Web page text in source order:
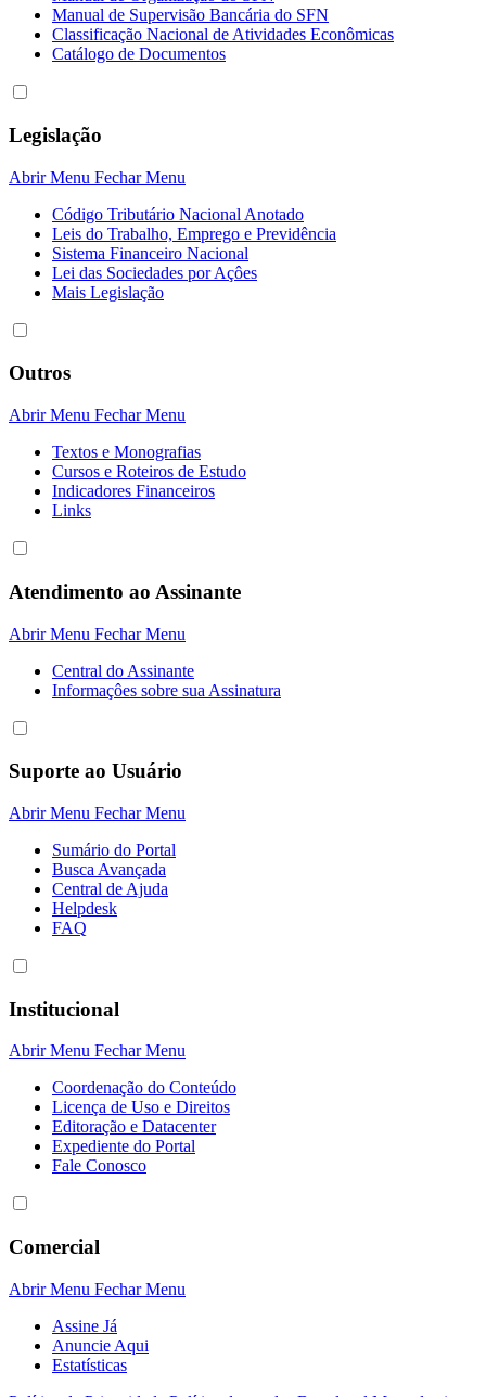
Manual de Supervisão Bancária do SFN
Classificação Nacional de Atividades Econômicas
Catálogo de Documentos
Legislação
Abrir Menu Fechar Menu
Código Tributário Nacional Anotado
Leis do Trabalho, Emprego e Previdência
Sistema Financeiro Nacional
Lei das Sociedades por Açôes
Mais Legislação
Outros
Abrir Menu Fechar Menu
Textos e Monografias
Cursos e Roteiros de Estudo
Indicadores Financeiros
Links
Atendimento ao Assinante
Abrir Menu Fechar Menu
Central do Assinante
Informaçôes sobre sua Assinatura
Suporte ao Usuário
Abrir Menu Fechar Menu
Sumário do Portal
Busca Avançada
Central de Ajuda
Helpdesk
FAQ
Institucional
Abrir Menu Fechar Menu
Coordenação do Conteúdo
Licença de Uso e Direitos
Editoração e Datacenter
Expediente do Portal
Fale Conosco
Comercial
Abrir Menu Fechar Menu
Assine Já
Anuncie Aqui
Estatísticas